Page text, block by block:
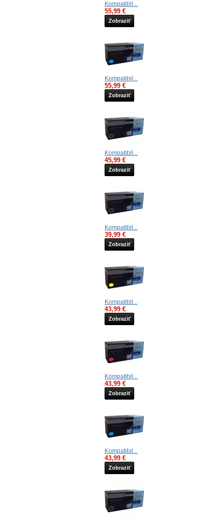
Kompatibil...
55,99 €
Zobraziť
Kompatibil...
55,99 €
Zobraziť
Kompatibil...
45,99 €
Zobraziť
Kompatibil...
39,99 €
Zobraziť
Kompatibil...
43,99 €
Zobraziť
Kompatibil...
43,99 €
Zobraziť
Kompatibil...
43,99 €
Zobraziť